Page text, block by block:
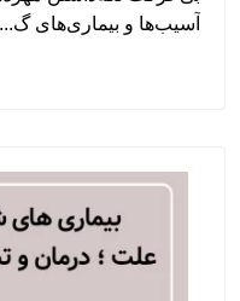
آسیب‌ها و بیماری‌های گ...